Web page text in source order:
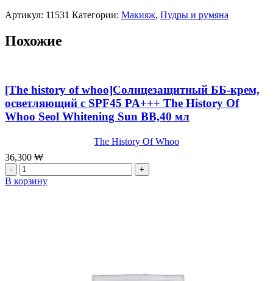
Артикул: 11531 Категории: Макияж, Пудры и румяна
Похожие
[The history of whoo]Солнцезащитный ББ-крем,
осветляющий с SPF45 PA+++ The History Of
Whoo Seol Whitening Sun BB,40 мл
The History Of Whoo
36,300 ₩
Количество
товара
[The
В корзину